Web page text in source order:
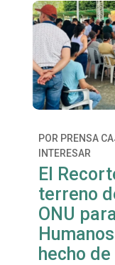
POR PRENSA
INTERESAR
El
terreno
ONU
hecho